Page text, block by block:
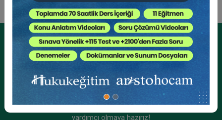
Kurumsal Üyelikler İçin
Kurumsal Teklif Alın
yardımcı olmaya hazırız!